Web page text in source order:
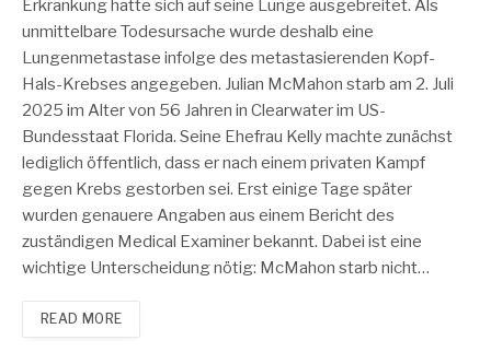
Erkrankung hatte sich auf seine Lunge ausgebreitet. Als
unmittelbare Todesursache wurde deshalb eine
Lungenmetastase infolge des metastasierenden Kopf-
Hals-Krebses angegeben. Julian McMahon starb am 2. Juli
2025 im Alter von 56 Jahren in Clearwater im US-
Bundesstaat Florida. Seine Ehefrau Kelly machte zunächst
lediglich öffentlich, dass er nach einem privaten Kampf
gegen Krebs gestorben sei. Erst einige Tage später
wurden genauere Angaben aus einem Bericht des
zuständigen Medical Examiner bekannt. Dabei ist eine
wichtige Unterscheidung nötig: McMahon starb nicht…
READ MORE